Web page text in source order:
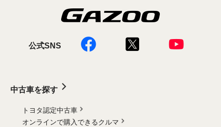
公式SNS
中古車を探す
トヨタ認定中古車
オンラインで購入できるクルマ